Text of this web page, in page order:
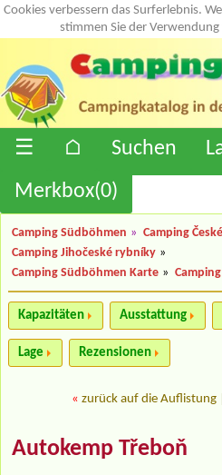
Cookies verbessern das Surferlebnis.
stimmen Sie der Verwendung
☰ ⌂ Suchen
Merkbox(0)
Camping Südböhmen » Camping
Camping Jihočeské rybníky »
Camping Südböhmen Karte »
Kapazitäten Ausstattung
Lage Rezensionen
« zurück auf die Auflistung
Autokemp Třeboň